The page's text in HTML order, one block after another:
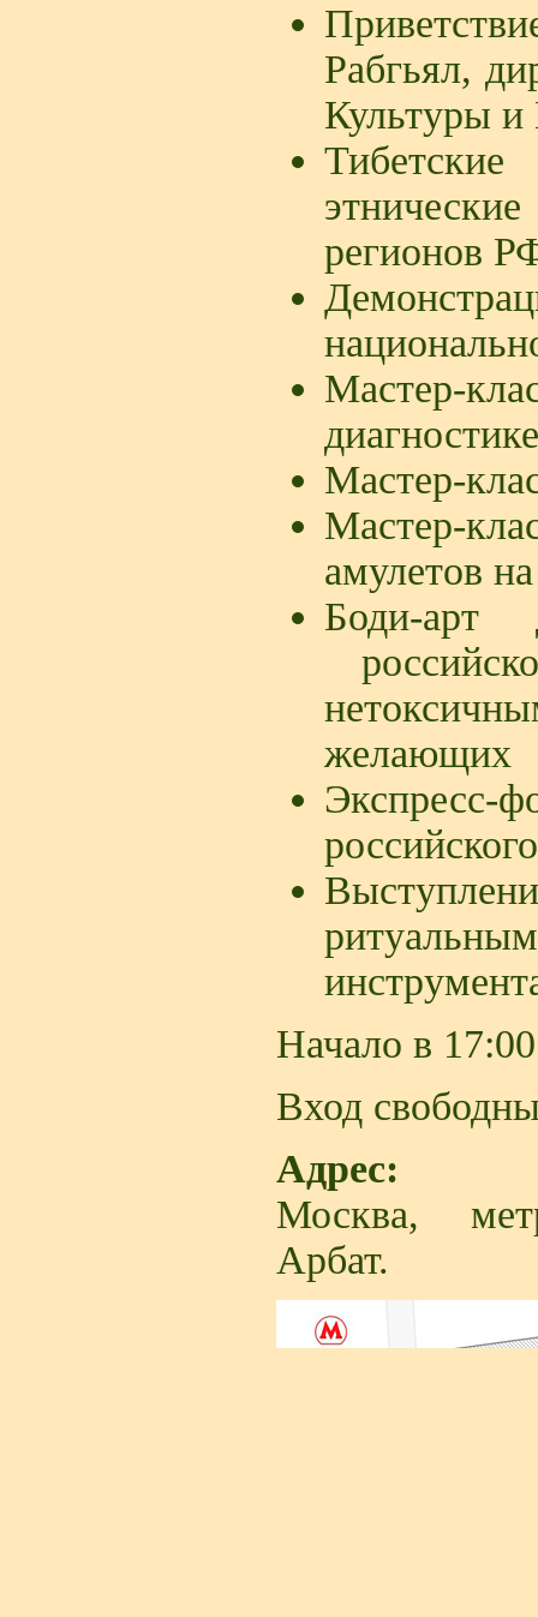
Рабгьял,
Культуры
регионов
Мастер-
диагностике
Мастер-
Мастер-
амулетов
Боди-арт
желающих
Экспресс-
Начало в 17:00
Вход
Адрес:
Москва,
Арбат.